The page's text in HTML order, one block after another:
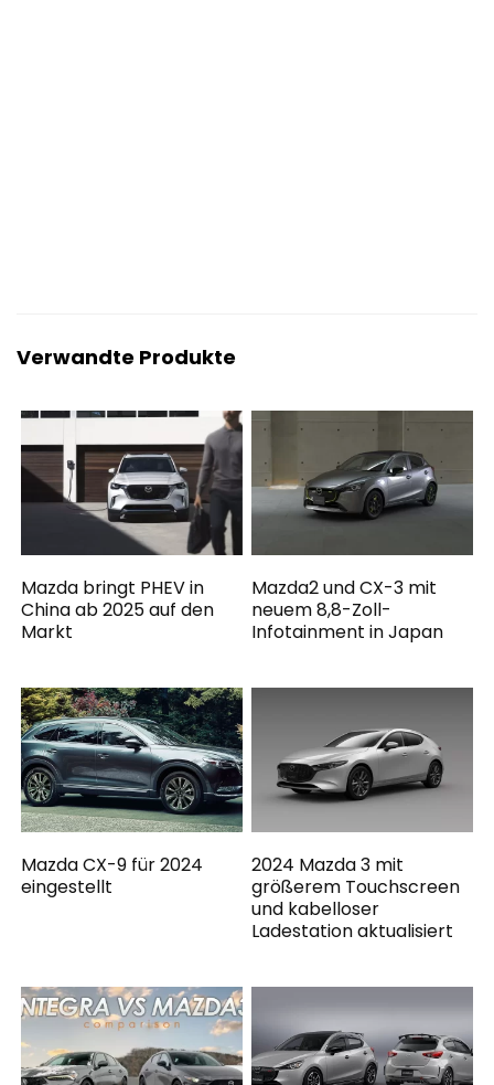
Verwandte Produkte
Mazda bringt PHEV in
China ab 2025 auf den
Markt
Mazda2 und CX-3 mit
neuem 8,8-Zoll-
Infotainment in Japan
Mazda CX-9 für 2024
eingestellt
2024 Mazda 3 mit
größerem Touchscreen
und kabelloser
Ladestation aktualisiert